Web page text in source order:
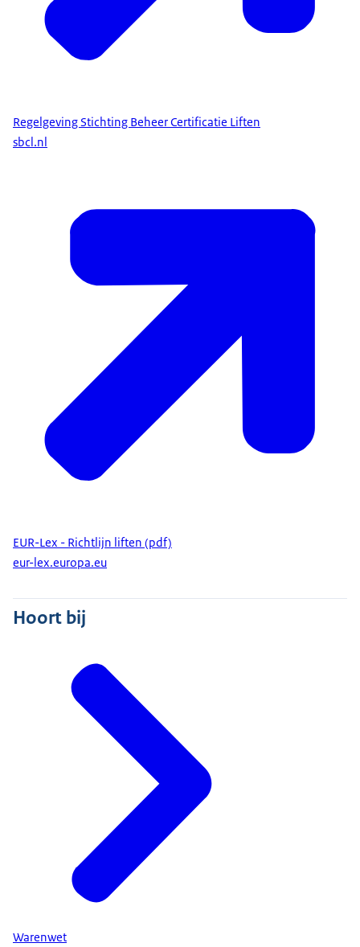
Regelgeving Stichting Beheer Certificatie Liften
sbcl.nl
EUR-Lex - Richtlijn liften (pdf)
eur-lex.europa.eu
Hoort bij
Warenwet